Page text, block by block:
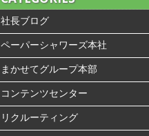
社長ブログ
ペーパーシャワーズ本社
まかせてグループ本部
コンテンツセンター
リクルーティング